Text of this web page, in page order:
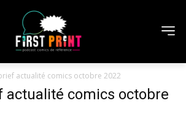
actualité comics octobre 2022
actualité comics octobre